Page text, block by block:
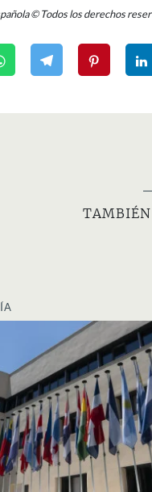
© Todos los derechos
TAMBIÉN